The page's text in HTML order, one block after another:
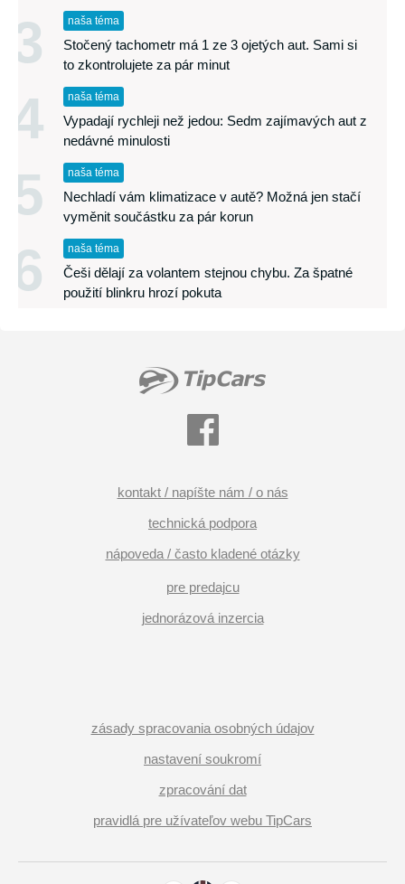
3 naša téma
Stočený tachometr má 1 ze 3 ojetých aut. Sami si
to zkontrolujete za pár minut
4 naša téma
Vypadají rychleji než jedou: Sedm zajímavých aut z
nedávné minulosti
5 naša téma
Nechladí vám klimatizace v autě? Možná jen stačí
vyměnit součástku za pár korun
6 naša téma
Češi dělají za volantem stejnou chybu. Za špatné
použití blinkru hrozí pokuta
kontakt / napíšte nám / o nás
technická podpora
nápoveda / často kladené otázky
pre predajcu
jednorázová inzercia
zásady spracovania osobných údajov
nastavení soukromí
zpracování dat
pravidlá pre užívateľov webu TipCars